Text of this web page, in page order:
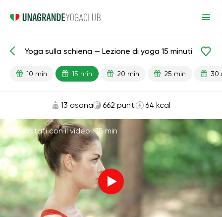
Lezioni pronte Relax
Yoga sulla schiena — Lezione di yoga 15 minuti
10 min 15 min 20 min 25 min 30
13 asana 662 punti 64 kcal
Esercitati con il video ·15 min